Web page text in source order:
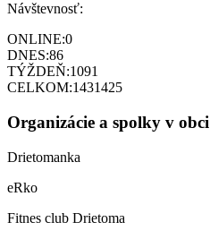
Návštevnosť:
ONLINE:0
DNES:86
TÝŽDEŇ:1091
CELKOM:1431425
Organizácie a spolky v obci
Drietomanka
eRko
Fitnes club Drietoma